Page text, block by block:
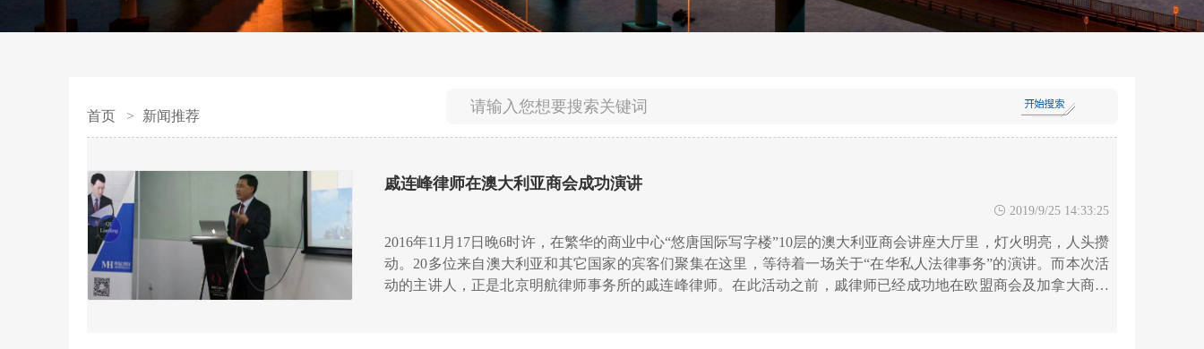
首页 新闻推荐
戚连峰律师在澳大利亚商会成功演讲
 2019/9/25 14:33:25
2016年11月17日晚6时许，在繁华的商业中心“悠唐国际写字楼”10层的澳大利亚商会讲座大厅里，灯火明亮，人头攒
动。20多位来自澳大利亚和其它国家的宾客们聚集在这里，等待着一场关于“在华私人法律事务”的演讲。而本次活
动的主讲人，正是北京明航律师事务所的戚连峰律师。在此活动之前，戚律师已经成功地在欧盟商会及加拿大商会